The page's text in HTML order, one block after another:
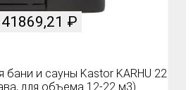
бани и сауны Kastor KARHU 22
для объема 12-22 м3)
₽